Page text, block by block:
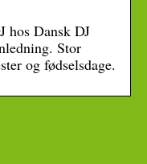
hos Dansk DJ
Stor
og fødselsdage.